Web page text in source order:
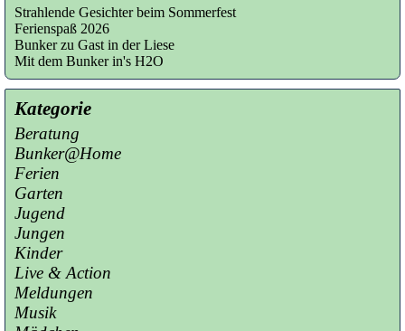
Strahlende Gesichter beim Sommerfest
Ferienspaß 2026
Bunker zu Gast in der Liese
Mit dem Bunker in's H2O
Kategorie
Beratung
Bunker@Home
Ferien
Garten
Jugend
Jungen
Kinder
Live & Action
Meldungen
Musik